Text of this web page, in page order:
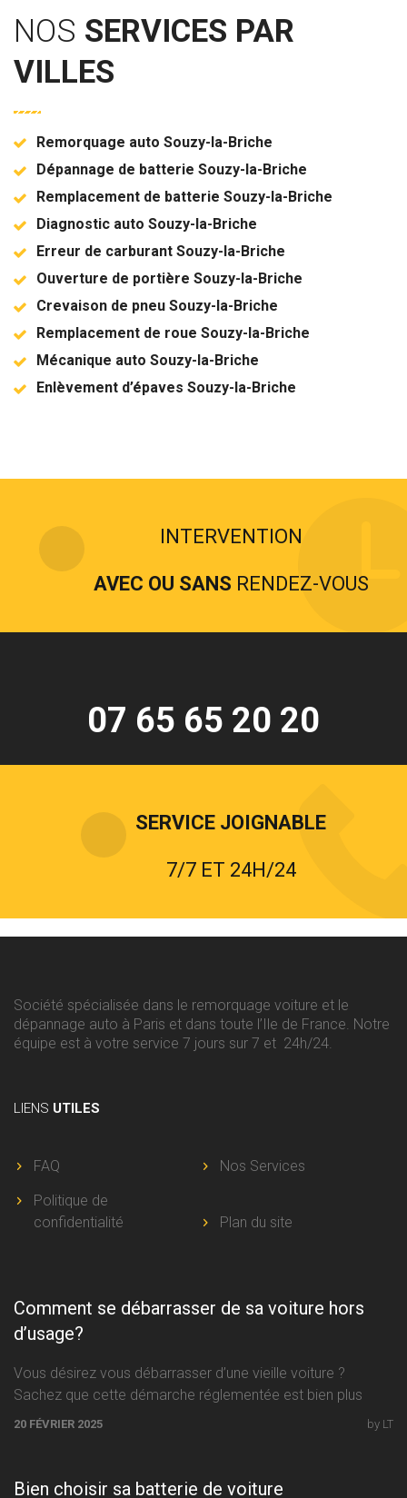
NOS SERVICES PAR
VILLES
Remorquage auto Souzy-la-Briche
Dépannage de batterie Souzy-la-Briche
Remplacement de batterie Souzy-la-Briche
Diagnostic auto Souzy-la-Briche
Erreur de carburant Souzy-la-Briche
Ouverture de portière Souzy-la-Briche
Crevaison de pneu Souzy-la-Briche
Remplacement de roue Souzy-la-Briche
Mécanique auto Souzy-la-Briche
Enlèvement d’épaves Souzy-la-Briche
INTERVENTION
AVEC OU SANS RENDEZ-VOUS
07 65 65 20 20
SERVICE JOIGNABLE
7/7 ET 24H/24
Société spécialisée dans le remorquage voiture et le
dépannage auto à Paris et dans toute l’Ile de France. Notre
équipe est à votre service 7 jours sur 7 et 24h/24.
LIENS UTILES
FAQ
Nos Services
Politique de
confidentialité
Plan du site
Comment se débarrasser de sa voiture hors
d’usage?
Vous désirez vous débarrasser d’une vieille voiture ?
Sachez que cette démarche réglementée est bien plus
facile à accomplir que
20 FÉVRIER 2025 by LT
Bien choisir sa batterie de voiture